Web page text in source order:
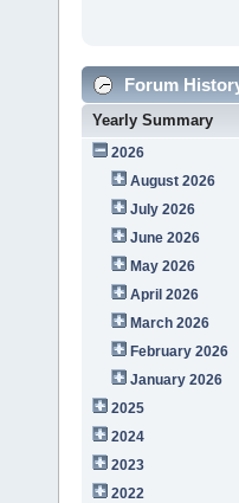
Forum
Yearly Summary
2026
August 2026
July 2026
June 2026
May 2026
April 2026
March 2026
February 2026
January 2026
2025
2024
2023
2022